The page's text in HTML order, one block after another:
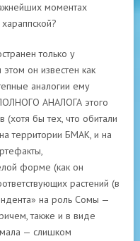
моментах
только у
он известен как
аналогии ему
АНАЛОГА этого
(хотя бы тех, что обитали
территории БМАК, и на
форме (как он
растений (в
на роль Сомы —
также и в виде
— слишком